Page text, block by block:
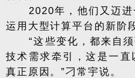
2020年，他们又迈
运用大型计算平台的新阶
“这些变化，都来自
技术需求牵引，这是一
真正原因。”刁常宇说。